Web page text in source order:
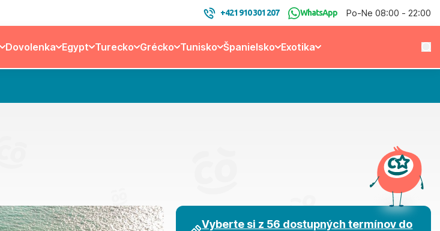
+421 910 301 207 WhatsApp Po-Ne 08:00 - 22:00
Dovolenka Egypt Turecko Grécko Tunisko Španielsko Exotika
Vyberte si z 56 dostupných termínov do